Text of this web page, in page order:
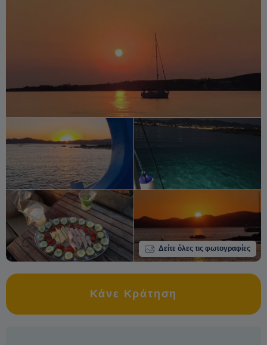
Δείτε όλες τις φωτογραφίες
Κάνε Κράτηση